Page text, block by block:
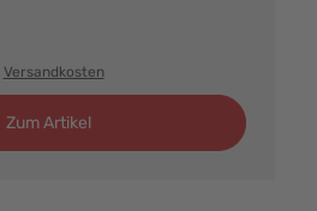
Versandkosten
Zum Artikel